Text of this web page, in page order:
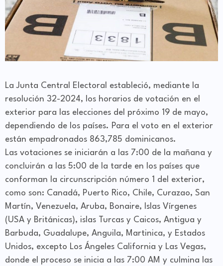
La Junta Central Electoral estableció, mediante la
resolución 32-2024, los horarios de votación en el
exterior para las elecciones del próximo 19 de mayo,
dependiendo de los países. Para el voto en el exterior
están empadronados 863,785 dominicanos.
Las votaciones se iniciarán a las 7:00 de la mañana y
concluirán a las 5:00 de la tarde en los países que
conforman la circunscripción número 1 del exterior,
como son: Canadá, Puerto Rico, Chile, Curazao, San
Martín, Venezuela, Aruba, Bonaire, Islas Vírgenes
(USA y Británicas), islas Turcas y Caicos, Antigua y
Barbuda, Guadalupe, Anguila, Martinica, y Estados
Unidos, excepto Los Ángeles California y Las Vegas,
donde el proceso se inicia a las 7:00 AM y culmina las